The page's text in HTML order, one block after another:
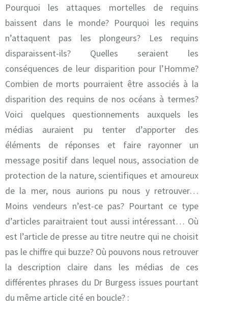
Pourquoi les attaques mortelles de requins
baissent dans le monde? Pourquoi les requins
n’attaquent pas les plongeurs? Les requins
disparaissent-ils? Quelles seraient les
conséquences de leur disparition pour l’Homme?
Combien de morts pourraient être associés à la
disparition des requins de nos océans à termes?
Voici quelques questionnements auxquels les
médias auraient pu tenter d’apporter des
éléments de réponses et faire rayonner un
message positif dans lequel nous, association de
protection de la nature, scientifiques et amoureux
de la mer, nous aurions pu nous y retrouver…
Moins vendeurs n’est-ce pas? Pourtant ce type
d’articles paraitraient tout aussi intéressant… Où
est l’article de presse au titre neutre qui ne choisit
pas le chiffre qui buzze? Où pouvons nous retrouver
la description claire dans les médias de ces
différentes phrases du Dr Burgess issues pourtant
du même article cité en boucle? :